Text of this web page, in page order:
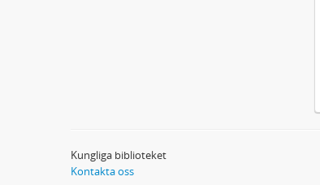
Kungliga biblioteket
Kontakta oss